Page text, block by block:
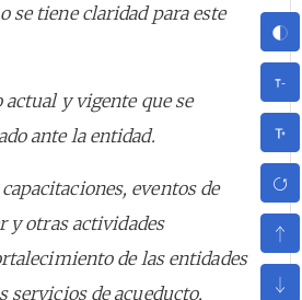
se tiene claridad para este
y vigente que se
ante la entidad.
eventos de
y otras actividades
de las entidades
servicios de acueducto,